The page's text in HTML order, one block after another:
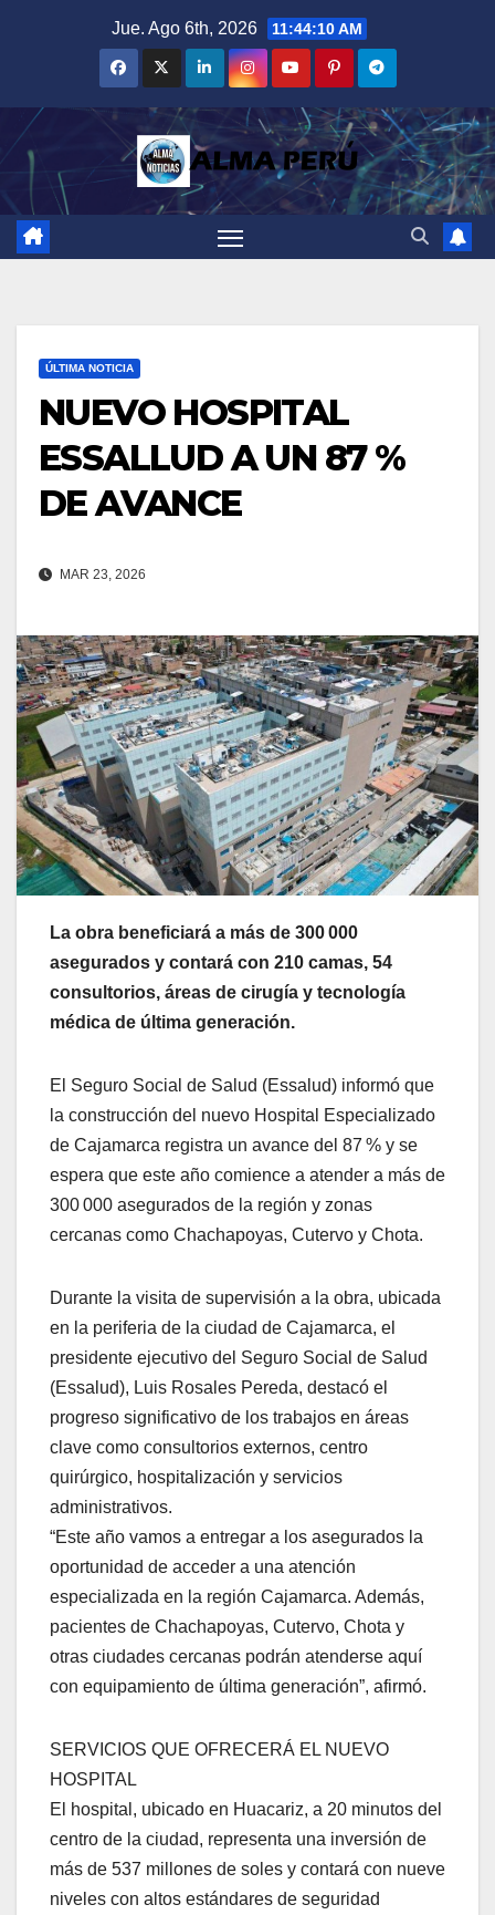
Jue. Ago 6th, 2026 11:44:11 AM
ÚLTIMA NOTICIA
NUEVO HOSPITAL
ESSALLUD A UN 87 %
DE AVANCE
MAR 23, 2026
La obra beneficiará a más de 300 000
asegurados y contará con 210 camas, 54
consultorios, áreas de cirugía y tecnología
médica de última generación.
El Seguro Social de Salud (Essalud) informó que
la construcción del nuevo Hospital Especializado
de Cajamarca registra un avance del 87 % y se
espera que este año comience a atender a más de
300 000 asegurados de la región y zonas
cercanas como Chachapoyas, Cutervo y Chota.
Durante la visita de supervisión a la obra, ubicada
en la periferia de la ciudad de Cajamarca, el
presidente ejecutivo del Seguro Social de Salud
(Essalud), Luis Rosales Pereda, destacó el
progreso significativo de los trabajos en áreas
clave como consultorios externos, centro
quirúrgico, hospitalización y servicios
administrativos.
“Este año vamos a entregar a los asegurados la
oportunidad de acceder a una atención
especializada en la región Cajamarca. Además,
pacientes de Chachapoyas, Cutervo, Chota y
otras ciudades cercanas podrán atenderse aquí
con equipamiento de última generación”, afirmó.
SERVICIOS QUE OFRECERÁ EL NUEVO
HOSPITAL
El hospital, ubicado en Huacariz, a 20 minutos del
centro de la ciudad, representa una inversión de
más de 537 millones de soles y contará con nueve
niveles con altos estándares de seguridad